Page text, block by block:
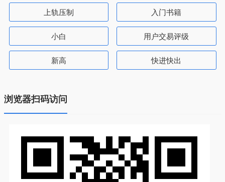
上轨压制 入门书籍
小白 用户交易评级
新高 快进快出
浏览器扫码访问